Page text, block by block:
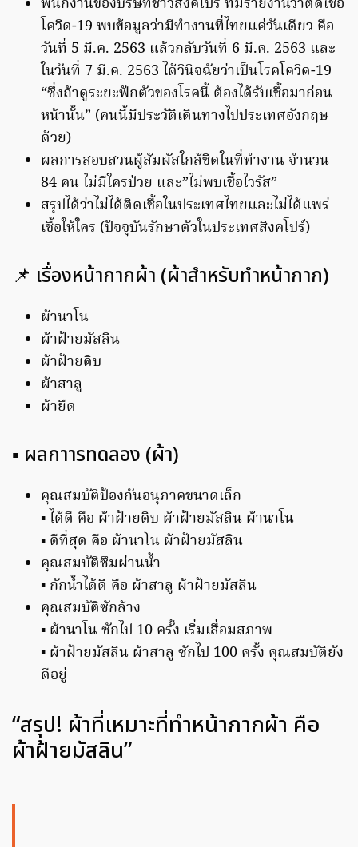
โควิด-19 พบข้อมูลว่ามีทำงานที่ไทยแค่วันเดียว คือ
วันที่ 5 มี.ค. 2563 แล้วกลับวันที่ 6 มี.ค. 2563 และ
ในวันที่ 7 มี.ค. 2563 ได้วินิจฉัยว่าเป็นโรคโควิด-19
“ซึ่งถ้าดูระยะฟักตัวของโรคนี้ ต้องได้รับเชื้อมาก่อน
หน้านั้น” (คนนี้มีประวัติเดินทางไปประเทศอังกฤษ
ด้วย)
ผลการสอบสวนผู้สัมผัสใกล้ชิดในที่ทำงาน จำนวน
84 คน ไม่มีใครป่วย และ”ไม่พบเชื้อไวรัส”
สรุปได้ว่าไม่ได้ติดเชื้อในประเทศไทยและไม่ได้แพร่
เชื้อให้ใคร (ปัจจุบันรักษาตัวในประเทศสิงคโปร์)
📌 เรื่องหน้ากากผ้า (ผ้าสำหรับทำหน้ากาก)
ผ้านาโน
ผ้าฝ้ายมัสลิน
ผ้าฝ้ายดิบ
ผ้าสาลู
ผ้ายืด
▪️ ผลกาารทดลอง (ผ้า)
คุณสมบัติป้องกันอนุภาคขนาดเล็ก
▪️ ได้ดี คือ ผ้าฝ้ายดิบ ผ้าฝ้ายมัสลิน ผ้านาโน
▪️ ดีที่สุด คือ ผ้านาโน ผ้าฝ้ายมัสลิน
คุณสมบัติซึมผ่านน้ำ
▪️ กักน้ำได้ดี คือ ผ้าสาลู ผ้าฝ้ายมัสลิน
คุณสมบัติซักล้าง
▪️ ผ้านาโน ซักไป 10 ครั้ง เริ่มเสื่อมสภาพ
▪️ ผ้าฝ้ายมัสลิน ผ้าสาลู ซักไป 100 ครั้ง คุณสมบัติยัง
ดีอยู่
“สรุป! ผ้าที่เหมาะที่ทำหน้ากากผ้า คือ
ผ้าฝ้ายมัสลิน”